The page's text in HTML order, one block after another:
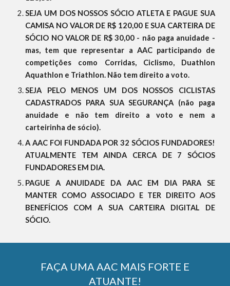
SEJA UM DOS NOSSOS SÓCIO ATLETA E PAGUE SUA
CAMISA NO VALOR DE R$ 120,00 E SUA CARTEIRA DE
SÓCIO NO VALOR DE R$ 30,00 - não paga anuidade -
mas, tem que representar a AAC participando de
competições como Corridas, Ciclismo, Duathlon
Aquathlon e Triathlon. Não tem direito a voto.
SEJA PELO MENOS UM DOS NOSSOS CICLISTAS
CADASTRADOS PARA SUA SEGURANÇA (não paga
anuidade e não tem direito a voto e nem a
carteirinha de sócio).
A AAC FOI FUNDADA POR 32 SÓCIOS FUNDADORES!
ATUALMENTE TEM AINDA CERCA DE 7 SÓCIOS
FUNDADORES EM DIA.
PAGUE A ANUIDADE DA AAC EM DIA PARA SE
MANTER COMO ASSOCIADO E TER DIREITO AOS
BENEFÍCIOS COM A SUA CARTEIRA DIGITAL DE
SÓCIO.
FAÇA UMA AAC MAIS FORTE E
ATUANTE!